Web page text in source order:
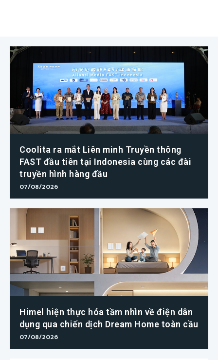
Coolita ra mắt Liên minh Truyền thông
FAST đầu tiên tại Indonesia cùng các đài
truyền hình hàng đầu
07/08/2026
Himel hiện thực hóa tầm nhìn về điện dân
dụng qua chiến dịch Dream Home toàn cầu
07/08/2026